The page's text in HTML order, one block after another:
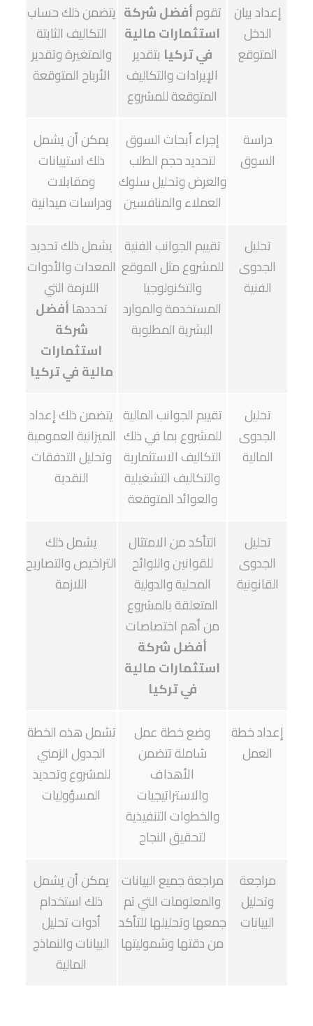
إعداد بيان
الدخل
المتوقع
تقومأفضل شركة
استثمارات مالية
في تركيا بتقدير
الإيرادات والتكاليف
المتوقعة للمشروع
يتضمن ذلك حساب
التكاليف الثابتة
والمتغيرة وتقدير
الأرباح المتوقعة
دراسة
السوق
إجراء أبحاث السوق
لتحديد حجم الطلب
والعرض وتحليل سلوك
العملاء والمنافسين
يمكن أن يشمل
ذلك استبيانات
ومقابلات
ودراسات ميدانية
تحليل
الجدوى
الفنية
تقييم الجوانب الفنية
للمشروع مثل الموقع
والتكنولوجيا
المستخدمة والموارد
البشرية المطلوبة
يشمل ذلك تحديد
المعدات والأدوات
اللازمة التي
تحددهاأفضل
شركة
استثمارات
مالية في تركيا
تحليل
الجدوى
المالية
تقييم الجوانب المالية
للمشروع بما في ذلك
التكاليف الاستثمارية
والتكاليف التشغيلية
والعوائد المتوقعة
يتضمن ذلك إعداد
الميزانية العمومية
وتحليل التدفقات
النقدية
تحليل
الجدوى
القانونية
التأكد من الامتثال
للقوانين واللوائح
المحلية والدولية
المتعلقة بالمشروع
من أهم اختصاصات
أفضل شركة
استثمارات مالية
في تركيا
يشمل ذلك
التراخيص والتصاريح
اللازمة
إعداد خطة
العمل
وضع خطة عمل
شاملة تتضمن
الأهداف
والاستراتيجيات
والخطوات التنفيذية
لتحقيق النجاح
تشمل هذه الخطة
الجدول الزمني
للمشروع وتحديد
المسؤوليات
مراجعة
وتحليل
البيانات
مراجعة جميع البيانات
والمعلومات التي تم
جمعها وتحليلها للتأكد
من دقتها وشموليتها
يمكن أن يشمل
ذلك استخدام
أدوات تحليل
البيانات والنماذج
المالية